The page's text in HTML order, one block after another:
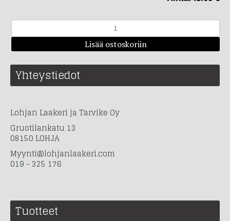
Yhteystiedot
Lohjan Laakeri ja Tarvike Oy
Gruotilankatu 13
08150 LOHJA
Myynti@lohjanlaakeri.com
019 - 325 176
Tuotteet